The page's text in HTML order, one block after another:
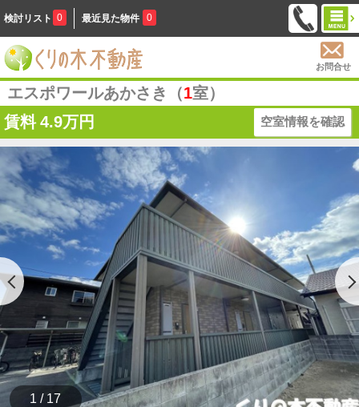
検討リスト 0 最近見た物件 0
お問合せ
エスポワールあかさき（1室）
賃料 4.9万円 空室情報を確認
1 / 17